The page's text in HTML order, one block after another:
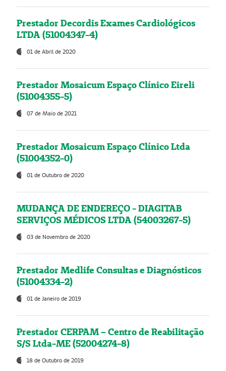
Prestador Decordis Exames Cardiológicos
LTDA (51004347-4)
01 de Abril de 2020
Prestador Mosaicum Espaço Clínico Eireli
(51004355-5)
07 de Maio de 2021
Prestador Mosaicum Espaço Clínico Ltda
(51004352-0)
01 de Outubro de 2020
MUDANÇA DE ENDEREÇO - DIAGITAB
SERVIÇOS MÉDICOS LTDA (54003267-5)
03 de Novembro de 2020
Prestador Medlife Consultas e Diagnósticos
(51004334-2)
01 de Janeiro de 2019
Prestador CERPAM – Centro de Reabilitação
S/S Ltda-ME (52004274-8)
18 de Outubro de 2019